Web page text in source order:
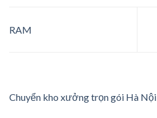
RAM
Chuyển kho xưởng trọn gói Hà Nội